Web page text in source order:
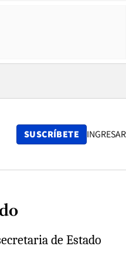
SUSCRÍBETE INGRESAR
de Estado